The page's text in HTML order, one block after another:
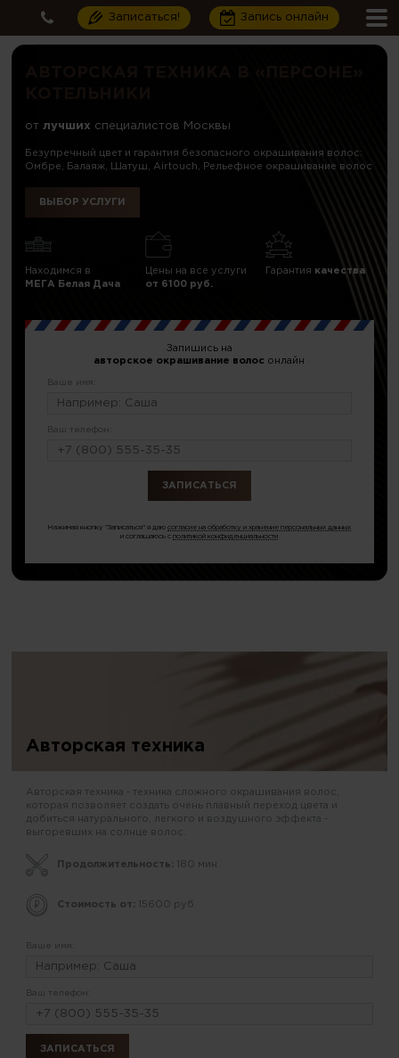
Записаться! Запись онлайн
от лучших специалистов Москвы
Безупречный цвет и гарантия безопасного окрашивания волос:
Омбре, Балаяж, Шатуш, Airtouch, Рельефное окрашивание волос
ВЫБОР УСЛУГИ
Находимся в
МЕГА Белая Дача
Цены на все услуги
от 6100 руб.
Гарантия качества
Запишись на
авторское окрашивание волос онлайн
Ваше имя:
Ваш телефон:
Нажимая кнопку "Записаться" я даюсогласие на обработку и хранение персональных данных
и соглашаюсь сполитикой конфиденциальности
Авторская техника
Авторская техника - техника сложного окрашивания волос,
которая позволяет создать очень плавный переход цвета и
добиться натурального, легкого и воздушного эффекта -
выгоревших на солнце волос.
Продолжительность: 180 мин.
Стоимость от: 15600 руб.
Ваше имя:
Ваш телефон: